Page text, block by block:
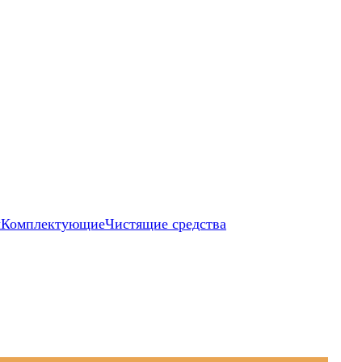
КомплектующиеЧистящие средства